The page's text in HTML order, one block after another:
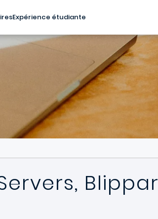
Expérience étudiante
Blippar